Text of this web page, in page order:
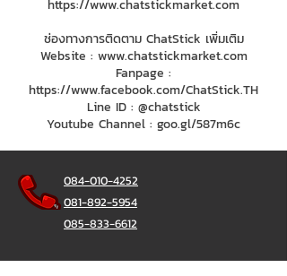
https://www.chatstickmarket.com
ช่องทางการติดตาม ChatStick เพิ่มเติม
Website : www.chatstickmarket.com
Fanpage :
https://www.facebook.com/ChatStick.TH
Line ID : @chatstick
Youtube Channel : goo.gl/587m6c
084-010-4252
081-892-5954
085-833-6612
สายด่วนออฟฟิศ :02-297-0811